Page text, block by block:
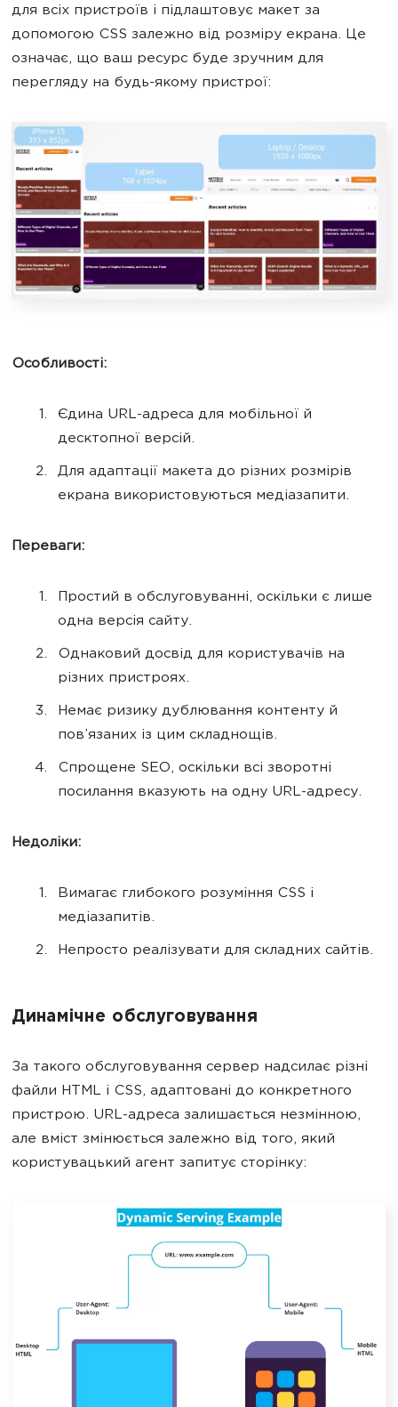
для всіх пристроїв і підлаштовує макет за
допомогою CSS залежно від розміру екрана. Це
означає, що ваш ресурс буде зручним для
перегляду на будь-якому пристрої:
Особливості:
Єдина URL-адреса для мобільної й
десктопної версій.
Для адаптації макета до різних розмірів
екрана використовуються медіазапити.
Переваги:
Простий в обслуговуванні, оскільки є лише
одна версія сайту.
Однаковий досвід для користувачів на
різних пристроях.
Немає ризику дублювання контенту й
пов’язаних із цим складнощів.
Спрощене SEO, оскільки всі зворотні
посилання вказують на одну URL-адресу.
Недоліки:
Вимагає глибокого розуміння CSS і
медіазапитів.
Непросто реалізувати для складних сайтів.
Динамічне обслуговування
За такого обслуговування сервер надсилає різні
файли HTML і CSS, адаптовані до конкретного
пристрою. URL-адреса залишається незмінною,
але вміст змінюється залежно від того, який
користувацький агент запитує сторінку: